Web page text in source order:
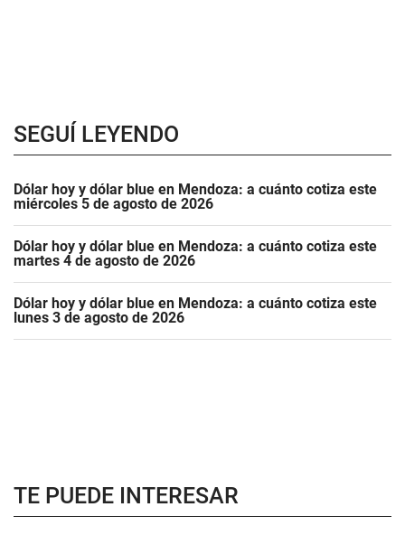
SEGUÍ LEYENDO
Dólar hoy y dólar blue en Mendoza: a cuánto cotiza este
miércoles 5 de agosto de 2026
Dólar hoy y dólar blue en Mendoza: a cuánto cotiza este
martes 4 de agosto de 2026
Dólar hoy y dólar blue en Mendoza: a cuánto cotiza este
lunes 3 de agosto de 2026
TE PUEDE INTERESAR